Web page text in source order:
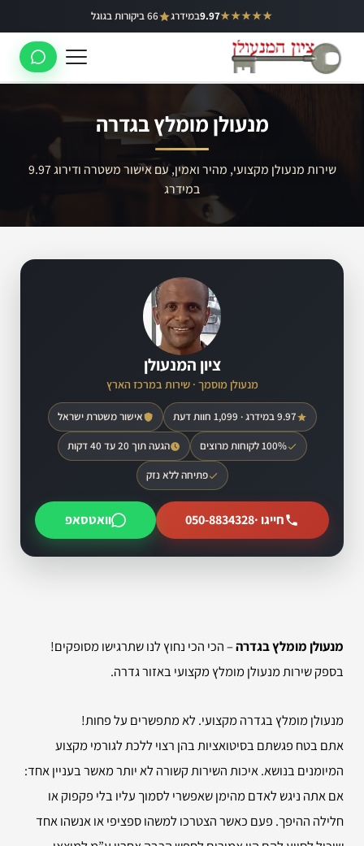
לתוכן
★★★★★
9.97במידרג 66 ביקורות בגוגל באר יעקב
ראשון לציון
רמלה
מנעולן מומלץ בגדרה
שירות מנעולן מקצועי, מהיר ואמין, עם אישור משטרה ודירוג 9.97
במידרג
ציון המנעולן
מנעולן מוסמך · שירות במרכז הארץ
9.97 במידרג · 1,099 חוות דעת אישור משטרת ישראל
100% לקוחות מרוצים הגעה תוך 20 עד 40 דקות
פתיחה ללא נזק
חייגו ·050-8834328 וואטסאפ
מנעולן מומלץ בגדרה– הכי הכי נחוץ לנו שתרגישו מסופקים!
בספק שירות מנעולן מומלץ מקצועי באזור גדרה.
מנעולן מומלץ בגדרה מקצועי. לא מתפשרים על פחות!
אתם בטח פגשתם בסיטואציות בהן רצוי ללכת לגורמי מקצוע
המיומנים בנושא. איכות השירות קשורה לא יותר מאשר בעניין אחד:
אם אתה ניגש לאדם מהימן שאפשרי לסמוך עליו בלי פקפוק או
חלילה ההיפך. פעם כאשר הצטרכו למשהו ספציפי או אנשהו אחד